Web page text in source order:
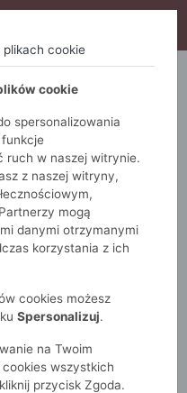
3SZT (KOD: S15)
Spódnice Midi
POKAŻ FILTRY
plikach cookie
cookie
spersonalizowania
ruch w naszej witrynie.
z naszej witryny,
mogą
danymi otrzymanymi
korzystania z ich
cookies możesz
Spersonalizuj.
na Twoim
wszystkich
przycisk Zgoda.